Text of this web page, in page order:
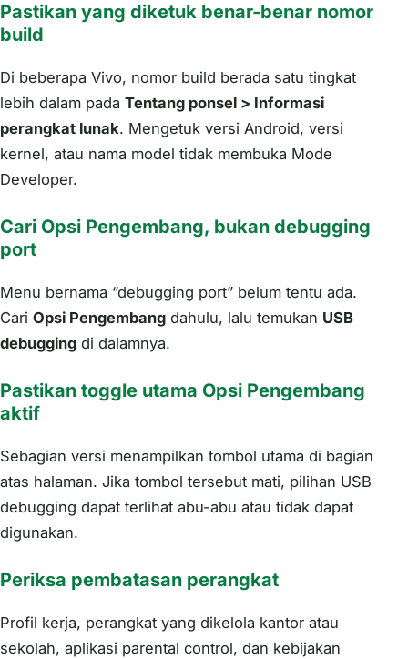
Pastikan yang diketuk benar-benar nomor
build
Di beberapa Vivo, nomor build berada satu tingkat
lebih dalam pada Tentang ponsel > Informasi
perangkat lunak. Mengetuk versi Android, versi
kernel, atau nama model tidak membuka Mode
Developer.
Cari Opsi Pengembang, bukan debugging
port
Menu bernama “debugging port” belum tentu ada.
Cari Opsi Pengembang dahulu, lalu temukan USB
debugging di dalamnya.
Pastikan toggle utama Opsi Pengembang
aktif
Sebagian versi menampilkan tombol utama di bagian
atas halaman. Jika tombol tersebut mati, pilihan USB
debugging dapat terlihat abu-abu atau tidak dapat
digunakan.
Periksa pembatasan perangkat
Profil kerja, perangkat yang dikelola kantor atau
sekolah, aplikasi parental control, dan kebijakan